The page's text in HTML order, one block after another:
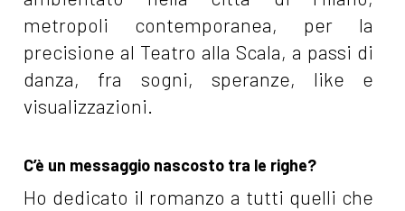
metropoli contemporanea, per la
precisione al Teatro alla Scala, a passi di
danza, fra sogni, speranze, like e
visualizzazioni.
C’è un messaggio nascosto tra le righe?
Ho dedicato il romanzo a tutti quelli che